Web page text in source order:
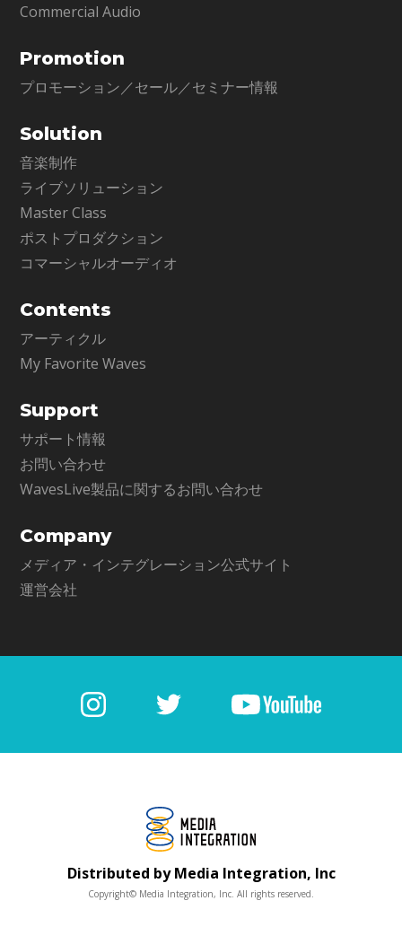
Commercial Audio
Promotion
プロモーション／セール／セミナー情報
Solution
音楽制作
ライブソリューション
Master Class
ポストプロダクション
コマーシャルオーディオ
Contents
アーティクル
My Favorite Waves
Support
サポート情報
お問い合わせ
WavesLive製品に関するお問い合わせ
Company
メディア・インテグレーション公式サイト
運営会社
Distributed by Media Integration, Inc
Copyright© Media Integration, Inc. All rights reserved.